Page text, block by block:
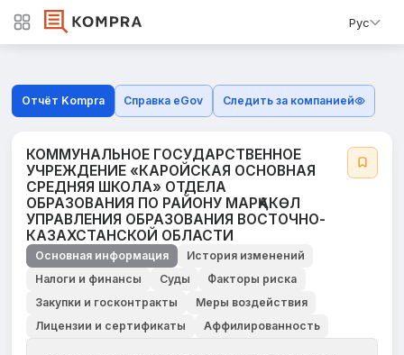
Рус
Отчёт Kompra Справка eGov Следить за компанией
КОММУНАЛЬНОЕ ГОСУДАРСТВЕННОЕ
УЧРЕЖДЕНИЕ «КАРОЙСКАЯ ОСНОВНАЯ
СРЕДНЯЯ ШКОЛА» ОТДЕЛА
ОБРАЗОВАНИЯ ПО РАЙОНУ МАРҚАКӨЛ
УПРАВЛЕНИЯ ОБРАЗОВАНИЯ ВОСТОЧНО-
КАЗАХСТАНСКОЙ ОБЛАСТИ
Основная информация
История изменений
Налоги и финансы
Суды
Факторы риска
Закупки и госконтракты
Меры воздействия
Лицензии и сертификаты
Аффилированность